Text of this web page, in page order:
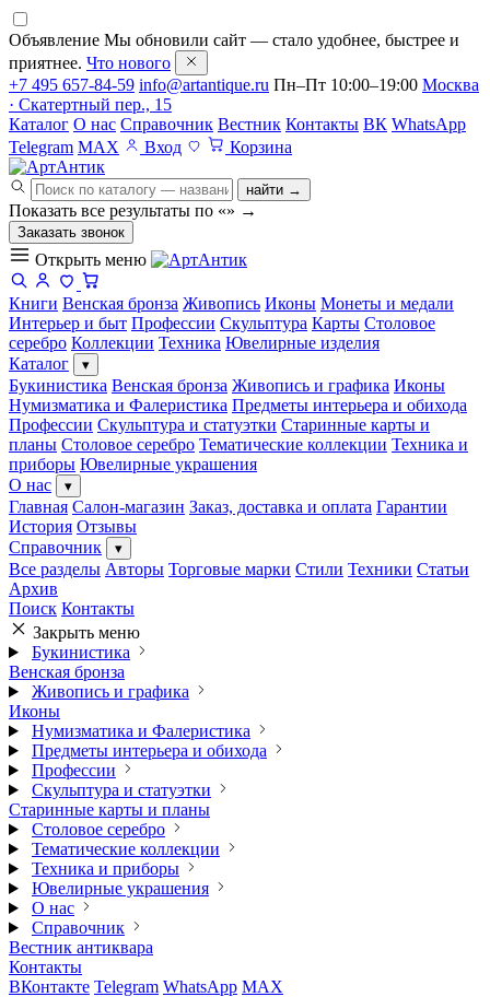
Объявление Мы обновили сайт — стало удобнее, быстрее и
приятнее. Что нового
+7 495 657-84-59 info@artantique.ru Пн–Пт 10:00–19:00 Москва
· Скатертный пер., 15
Каталог О нас Справочник Вестник Контакты ВК WhatsApp
Telegram MAX Вход Корзина
найти →
Показать все результаты по «» →
Заказать звонок
Открыть меню
Книги Венская бронза Живопись Иконы Монеты и медали
Интерьер и быт Профессии Скульптура Карты Столовое
серебро Коллекции Техника Ювелирные изделия
Каталог
▾
Букинистика Венская бронза Живопись и графика Иконы
Нумизматика и Фалеристика Предметы интерьера и обихода
Профессии Скульптура и статуэтки Старинные карты и
планы Столовое серебро Тематические коллекции Техника и
приборы Ювелирные украшения
О нас
▾
Главная Салон-магазин Заказ, доставка и оплата Гарантии
История Отзывы
Справочник
▾
Все разделы Авторы Торговые марки Стили Техники Статьи
Архив
Поиск Контакты
Закрыть меню
Букинистика
Венская бронза
Живопись и графика
Иконы
Нумизматика и Фалеристика
Предметы интерьера и обихода
Профессии
Скульптура и статуэтки
Старинные карты и планы
Столовое серебро
Тематические коллекции
Техника и приборы
Ювелирные украшения
О нас
Справочник
Вестник антиквара
Контакты
ВКонтакте Telegram WhatsApp MAX